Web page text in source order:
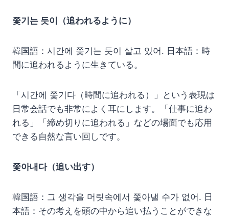
쫓기는 듯이（追われるように）
韓国語：시간에 쫓기는 듯이 살고 있어. 日本語：時
間に追われるように生きている。
「시간에 쫓기다（時間に追われる）」という表現は
日常会話でも非常によく耳にします。「仕事に追わ
れる」「締め切りに追われる」などの場面でも応用
できる自然な言い回しです。
쫓아내다（追い出す）
韓国語：그 생각을 머릿속에서 쫓아낼 수가 없어. 日
本語：その考えを頭の中から追い払うことができな